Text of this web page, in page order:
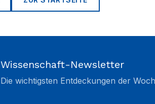
Wissenschaft-Newsletter
Die wichtigsten Entdeckungen der